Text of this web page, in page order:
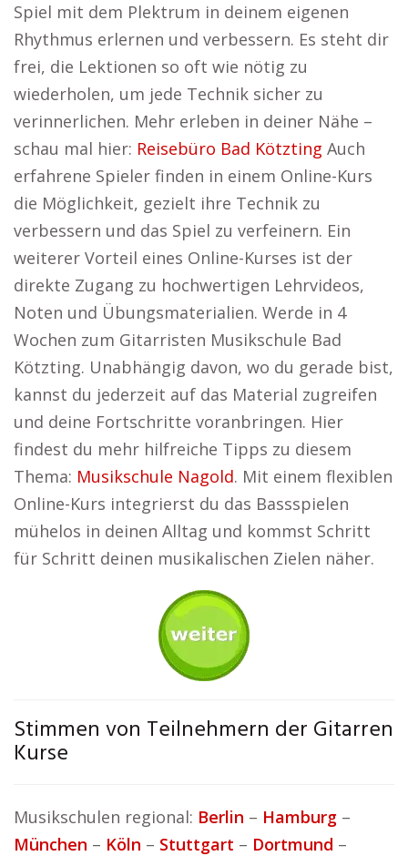
Spiel mit dem Plektrum in deinem eigenen
Rhythmus erlernen und verbessern. Es steht dir
frei, die Lektionen so oft wie nötig zu
wiederholen, um jede Technik sicher zu
verinnerlichen. Mehr erleben in deiner Nähe –
schau mal hier: Reisebüro Bad Kötzting Auch
erfahrene Spieler finden in einem Online-Kurs
die Möglichkeit, gezielt ihre Technik zu
verbessern und das Spiel zu verfeinern. Ein
weiterer Vorteil eines Online-Kurses ist der
direkte Zugang zu hochwertigen Lehrvideos,
Noten und Übungsmaterialien. Werde in 4
Wochen zum Gitarristen Musikschule Bad
Kötzting. Unabhängig davon, wo du gerade bist,
kannst du jederzeit auf das Material zugreifen
und deine Fortschritte voranbringen. Hier
findest du mehr hilfreiche Tipps zu diesem
Thema: Musikschule Nagold. Mit einem flexiblen
Online-Kurs integrierst du das Bassspielen
mühelos in deinen Alltag und kommst Schritt
für Schritt deinen musikalischen Zielen näher.
Stimmen von Teilnehmern der Gitarren
Kurse
Musikschulen regional: Berlin – Hamburg –
München – Köln – Stuttgart – Dortmund –